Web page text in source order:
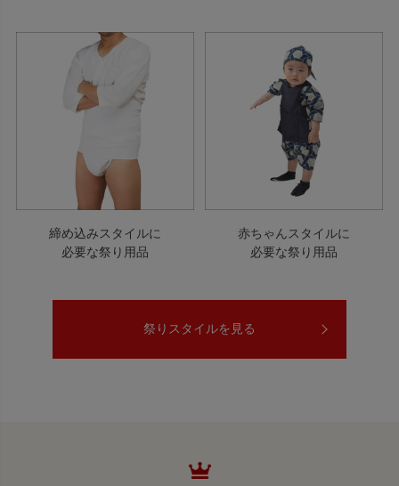
締め込みスタイルに
必要な祭り用品
赤ちゃんスタイルに
必要な祭り用品
祭りスタイルを見る